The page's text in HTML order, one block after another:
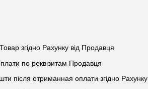
згідно Рахунку від Продавця
по реквізитам Продавця
після отриманная оплати згідно Рахунку